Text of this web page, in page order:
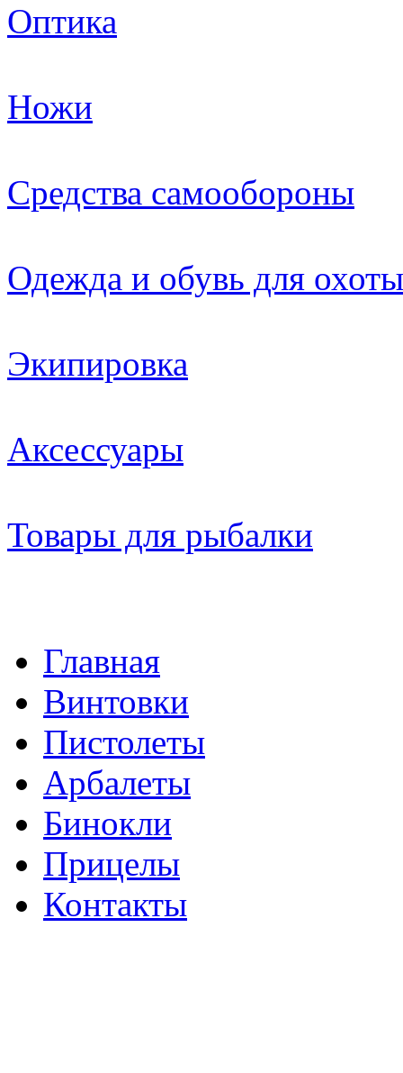
Оптика
Ножи
Средства самообороны
Одежда и обувь для охоты
Экипировка
Аксессуары
Товары для рыбалки
Главная
Винтовки
Пистолеты
Арбалеты
Бинокли
Прицелы
Контакты